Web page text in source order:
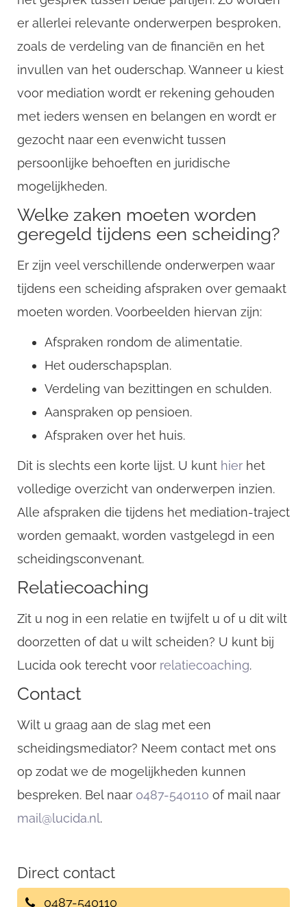
er allerlei relevante onderwerpen besproken,
zoals de verdeling van de financiën en het
invullen van het ouderschap. Wanneer u kiest
voor mediation wordt er rekening gehouden
met ieders wensen en belangen en wordt er
gezocht naar een evenwicht tussen
persoonlijke behoeften en juridische
mogelijkheden.
Welke zaken moeten worden
geregeld tijdens een scheiding?
Er zijn veel verschillende onderwerpen waar
tijdens een scheiding afspraken over gemaakt
moeten worden. Voorbeelden hiervan zijn:
Afspraken rondom de alimentatie.
Het ouderschapsplan.
Verdeling van bezittingen en schulden.
Aanspraken op pensioen.
Afspraken over het huis.
Dit is slechts een korte lijst. U kunt hier het
volledige overzicht van onderwerpen inzien.
Alle afspraken die tijdens het mediation-traject
worden gemaakt, worden vastgelegd in een
scheidingsconvenant.
Relatiecoaching
Zit u nog in een relatie en twijfelt u of u dit wilt
doorzetten of dat u wilt scheiden? U kunt bij
Lucida ook terecht voor relatiecoaching.
Contact
Wilt u graag aan de slag met een
scheidingsmediator? Neem contact met ons
op zodat we de mogelijkheden kunnen
bespreken. Bel naar 0487-540110 of mail naar
mail@lucida.nl.
Direct contact
0487-540110
Username